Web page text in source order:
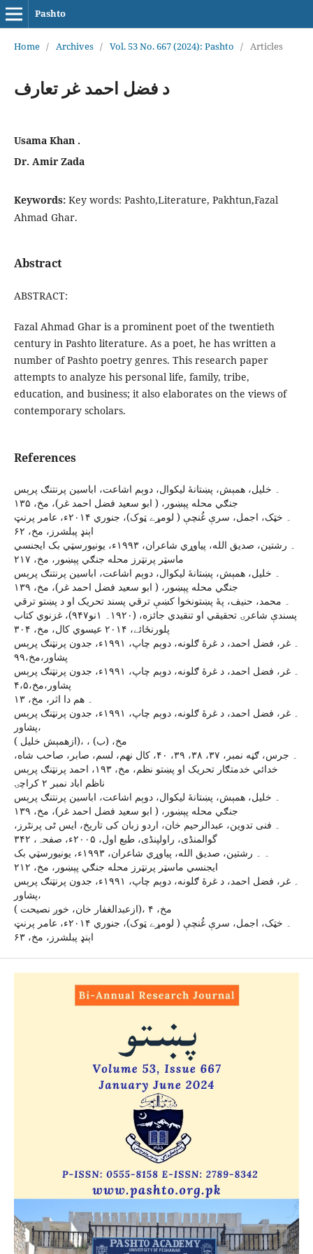
Pashto
Home / Archives / Vol. 53 No. 667 (2024): Pashto / Articles
د فضل احمد غر تعارف
Usama Khan .
Dr. Amir Zada
Keywords: Key words: Pashto,Literature, Pakhtun,Fazal
Ahmad Ghar.
Abstract
ABSTRACT:
Fazal Ahmad Ghar is a prominent poet of the twentieth
century in Pashto literature. As a poet, he has written a
number of Pashto poetry genres. This research paper
attempts to analyze his personal life, family, tribe,
education, and business; it also elaborates on the views of
contemporary scholars.
References
۔ خليل، همېش، پښتانۀ ليکوال، دوېم اشاعت، اباسين پرنتنګ پرېس
جنګي محله پېښور، ( ابو سعيد فضل احمد غر)، مخ، ۱۳۵
۔ خټک، اجمل، سرې غُنچې ( لومړے ټوک)، جنوري ۲۰۱۴ء، عامر پرنټ
اېنډ پبلشرز، مخ، ۶۲
۔ رشتين، صديق الله، پياوړي شاعران، ۱۹۹۳ء، يونيورسټي بک ايجنسي
ماسټر پرنټرز محله جنګي پېښور، مخ، ۲۱۷
۔ خليل، همېش، پښتانۀ ليکوال، دوېم اشاعت، اباسين پرنتنګ پرېس
جنګي محله پېښور، ( ابو سعيد فضل احمد غر)، مخ، ۱۳۹
۔ محمد، حنيف، پۀ پښتونخوا کښې ترقي پسند تحريک او د پښتو ترقي
پسندې شاعرۍ تحقيقي او تنقيدي جائزه، (۱۹۲۰۔ ۱نو۹۴۷)، غزنوي کتاب
پلورنځائے، ۲۰۱۴ عيسوي کال، مخ، ۳۰۴
۔ غر، فضل احمد، د غرۀ ګلونه، دوېم چاپ، ۱۹۹۱ء، جدون پرنټنګ پرېس
پشاور،مخ،۹۹
۔ غر، فضل احمد، د غرۀ ګلونه، دوېم چاپ، ۱۹۹۱ء، جدون پرنټنګ پرېس
پشاور،مخ،۴،۵
۔ هم دا اثر، مخ، ۱۳
۔ غر، فضل احمد، د غرۀ ګلونه، دوېم چاپ، ۱۹۹۱ء، جدون پرنټنګ پرېس
پشاور،
( ازهمېش خليل)، ، مخ، (ب)
۔ جرس، ګڼه نمبر، ۳۷، ۳۸، ۳۹، ۴۰، کال نهم، لسم، صابر، صاحب شاه،
خدائي خدمتګار تحريک او پښتو نظم، مخ، ۱۹۳، احمد پرنټنګ پرېس
ناظم اباد نمبر ۲ کراچۍ
۔ خليل، همېش، پښتانۀ ليکوال، دوېم اشاعت، اباسين پرنتنګ پرېس
جنګي محله پېښور، ( ابو سعيد فضل احمد غر)، مخ، ۱۳۹
۔ فنی تدوین، عبدالرحیم خان، اردو زبان کی تاریخ، ایس ٹی پرنٹرز،
گوالمنڈی، راولپنڈی، طبع اول، ۲۰۰۵ء، صفحہ، ۳۴۲
۔ ۔ رشتين، صديق الله، پياوړي شاعران، ۱۹۹۳ء، يونيورسټي بک
ايجنسي ماسټر پرنټرز محله جنګي پېښور، مخ، ۲۱۲
۔ غر، فضل احمد، د غرۀ ګلونه، دوېم چاپ، ۱۹۹۱ء، جدون پرنټنګ پرېس
پشاور،
( ازعبدالغفار خان، خوږ نصيحت)، مخ، ۴
۔ خټک، اجمل، سرې غُنچې ( لومړے ټوک)، جنوري ۲۰۱۴ء، عامر پرنټ
اېنډ پبلشرز، مخ، ۶۳